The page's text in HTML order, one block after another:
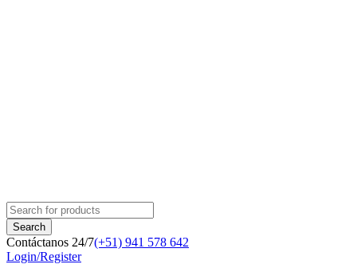
Contáctanos 24/7(+51) 941 578 642
Login/Register